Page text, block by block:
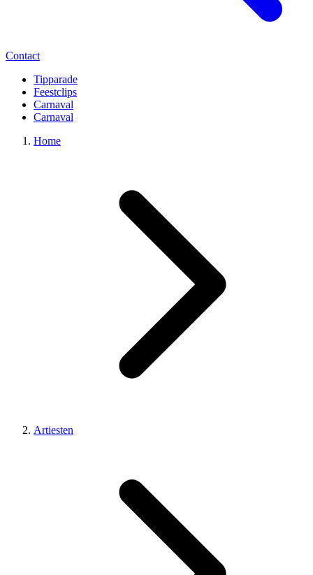
Contact
Tipparade
Feestclips
Carnaval
Carnaval
Home
Artiesten